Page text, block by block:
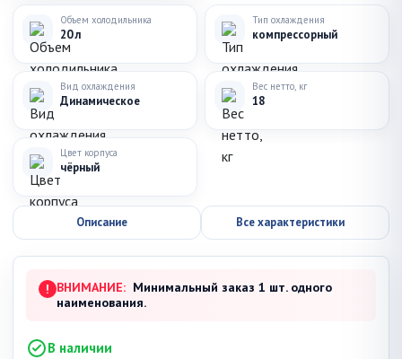
Объем холодильника
20 л
Тип охлаждения
компрессорный
Вид охлаждения
Динамическое
Вес нетто, кг
18
Цвет корпуса
чёрный
Описание Все характеристики
! ВНИМАНИЕ: Минимальный заказ 1 шт. одного
наименования.
В наличии